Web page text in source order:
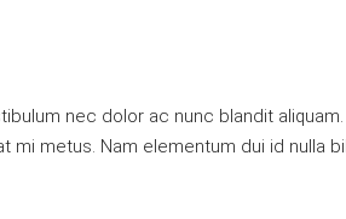
nec dolor ac nunc blandit
mi metus. Nam elementum dui id nulla